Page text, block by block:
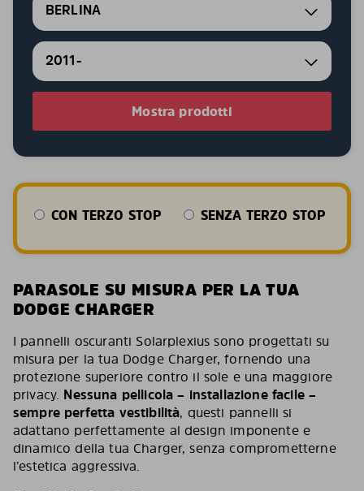
BERLINA
2011-
Mostra prodotti
CON TERZO STOP SENZA TERZO STOP
PARASOLE SU MISURA PER LA TUA
DODGE CHARGER
I pannelli oscuranti Solarplexius sono progettati su
misura per la tua Dodge Charger, fornendo una
protezione superiore contro il sole e una maggiore
privacy. Nessuna pellicola – installazione facile –
sempre perfetta vestibilità, questi pannelli si
adattano perfettamente al design imponente e
dinamico della tua Charger, senza comprometterne
l’estetica aggressiva.